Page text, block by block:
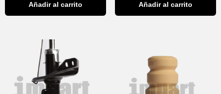
Añadir al carrito Añadir al carrito